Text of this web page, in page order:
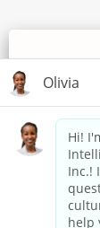
Nous
meilleure
de
outre,
refuser
ainsi